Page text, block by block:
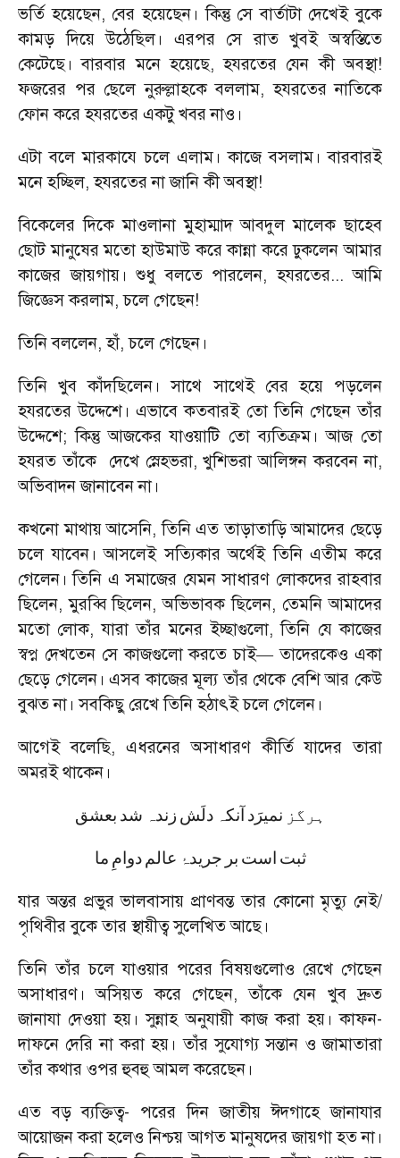
ভর্তি হয়েছেন, বের হয়েছেন। কিন্তু সে বার্তাটা দেখেই বুকে
কামড় দিয়ে উঠেছিল। এরপর সে রাত খুবই অস্বস্তিতে
কেটেছে। বারবার মনে হয়েছে,হযরতের যেন কী অবস্থা!
ফজরের পর ছেলে নুরুল্লাহকে বললাম,হযরতের নাতিকে
ফোন করে হযরতের একটু খবর নাও।
এটা বলে মারকাযে চলে এলাম। কাজে বসলাম। বারবারই
মনে হচ্ছিল,হযরতের না জানি কী অবস্থা!
বিকেলের দিকে মাওলানা মুহাম্মাদ আবদুল মালেক ছাহেব
ছোট মানুষের মতো হাউমাউ করে কান্না করে ঢুকলেন আমার
কাজের জায়গায়। শুধু বলতে পারলেন,হযরতের... আমি
জিজ্ঞেস করলাম,চলে গেছেন!
তিনি বললেন,হাঁ,চলে গেছেন।
তিনি খুব কাঁদছিলেন। সাথে সাথেই বের হয়ে পড়লেন
হযরতের উদ্দেশে। এভাবে কতবারই তো তিনি গেছেন তাঁর
উদ্দেশে;কিন্তু আজকের যাওয়াটি তো ব্যতিক্রম। আজ তো
হযরত তাঁকে দেখে স্নেহভরা,খুশিভরা আলিঙ্গন করবেন না,
অভিবাদন জানাবেন না।
কখনো মাথায় আসেনি,তিনি এত তাড়াতাড়ি আমাদের ছেড়ে
চলে যাবেন। আসলেই সত্যিকার অর্থেই তিনি এতীম করে
গেলেন। তিনি এ সমাজের যেমন সাধারণ লোকদের রাহবার
ছিলেন,মুরব্বি ছিলেন,অভিভাবক ছিলেন, তেমনি আমাদের
মতো লোক,যারা তাঁর মনের ইচ্ছাগুলো,তিনি যে কাজের
স্বপ্ন দেখতেন সে কাজগুলো করতে চাই—তাদেরকেও একা
ছেড়ে গেলেন। এসব কাজের মূল্য তাঁর থেকে বেশি আর কেউ
বুঝত না। সবকিছু রেখে তিনি হঠাৎই চলে গেলেন।
আগেই বলেছি, এধরনের অসাধারণ কীর্তি যাদের তারা
অমরই থাকেন।
ہرگز نمیرَد آنکہ دلَش زندہ شد بعشق
ثبت است بر جریدۂ عالم دوامِ ما
যার অন্তর প্রভুর ভালবাসায় প্রাণবন্ত তার কোনো মৃত্যু নেই/
পৃথিবীর বুকে তার স্থায়ীত্ব সুলেখিত আছে।
তিনি তাঁর চলে যাওয়ার পরের বিষয়গুলোও রেখে গেছেন
অসাধারণ। অসিয়ত করে গেছেন,তাঁকে যেন খুব দ্রুত
জানাযা দেওয়া হয়। সুন্নাহ অনুযায়ী কাজ করা হয়। কাফন-
দাফনে দেরি না করা হয়। তাঁর সুযোগ্য সন্তান ও জামাতারা
তাঁর কথার ওপর হুবহু আমল করেছেন।
এত বড় ব্যক্তিত্ব- পরের দিন জাতীয় ঈদগাহে জানাযার
আয়োজন করা হলেও নিশ্চয় আগত মানুষদের জায়গা হত না।